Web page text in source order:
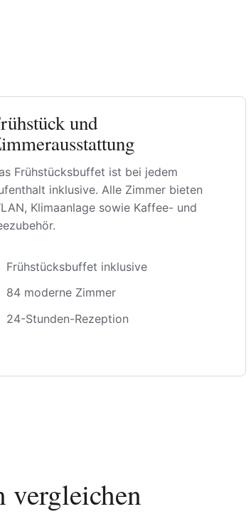
und
Frühstücksbuffet ist bei jedem
inklusive. Alle Zimmer bieten
Klimaanlage sowie Kaffee- und
Frühstücksbuffet inklusive
84 moderne Zimmer
24-Stunden-Rezeption
vergleichen